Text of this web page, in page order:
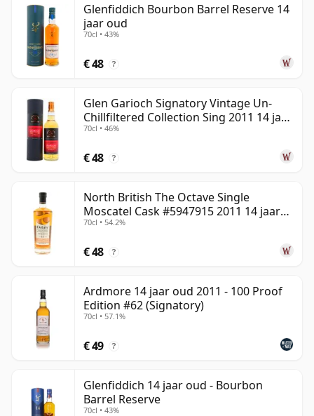
Glenfiddich Bourbon Barrel Reserve 14
jaar oud
70cl • 43%
€ 48 ?
Glen Garioch Signatory Vintage Un-
Chillfiltered Collection Sing 2011 14 jaar
oud
70cl • 46%
€ 48 ?
North British The Octave Single
Moscatel Cask #5947915 2011 14 jaar
oud
70cl • 54.2%
€ 48 ?
Ardmore 14 jaar oud 2011 - 100 Proof
Edition #62 (Signatory)
70cl • 57.1%
€ 49 ?
Glenfiddich 14 jaar oud - Bourbon
Barrel Reserve
70cl • 43%